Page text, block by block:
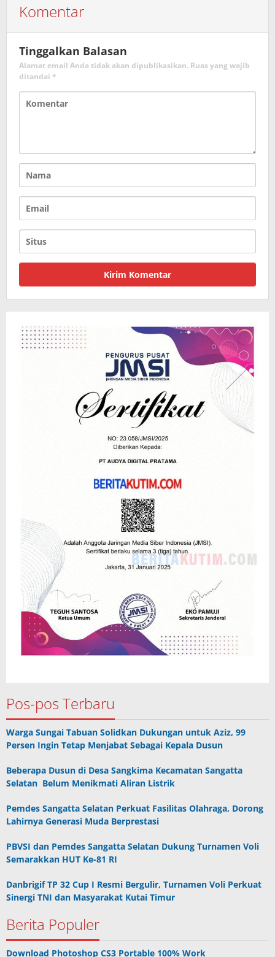
Komentar
Tinggalkan Balasan
Alamat email Anda tidak akan dipublikasikan. Ruas yang wajib
ditandai *
Pos-pos Terbaru
Warga Sungai Tabuan Solidkan Dukungan untuk Aziz, 99
Persen Ingin Tetap Menjabat Sebagai Kepala Dusun
Beberapa Dusun di Desa Sangkima Kecamatan Sangatta
Selatan Belum Menikmati Aliran Listrik
Pemdes Sangatta Selatan Perkuat Fasilitas Olahraga, Dorong
Lahirnya Generasi Muda Berprestasi
PBVSI dan Pemdes Sangatta Selatan Dukung Turnamen Voli
Semarakkan HUT Ke-81 RI
Danbrigif TP 32 Cup I Resmi Bergulir, Turnamen Voli Perkuat
Sinergi TNI dan Masyarakat Kutai Timur
Berita Populer
Download Photoshop CS3 Portable 100% Work